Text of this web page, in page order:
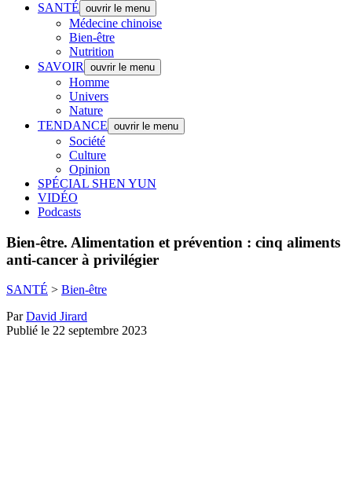
SANTÉ ouvrir le menu
Médecine chinoise
Bien-être
Nutrition
SAVOIR
ouvrir le menu
Homme
Univers
Nature
TENDANCE ouvrir le menu
Société
Culture
Opinion
SPÉCIAL SHEN YUN
VIDÉO
Podcasts
Bien-être. Alimentation et prévention : cinq aliments
anti-cancer à privilégier
SANTÉ > Bien-être
ParDavid Jirard
Publié le 22 septembre 2023